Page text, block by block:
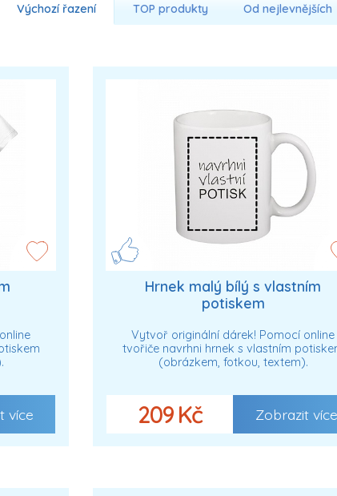
Výchozí řazení TOP produkty Od nejlevnějších
více
Hrnek malý bílý s vlastním
potiskem
Vytvoř originální dárek! Pomocí online
tvořiče navrhni hrnek s vlastním
(obrázkem, fotkou, textem).
209 Kč Zobrazit více